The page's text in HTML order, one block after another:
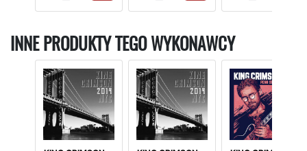
INNE PRODUKTY TEGO WYKONAWCY